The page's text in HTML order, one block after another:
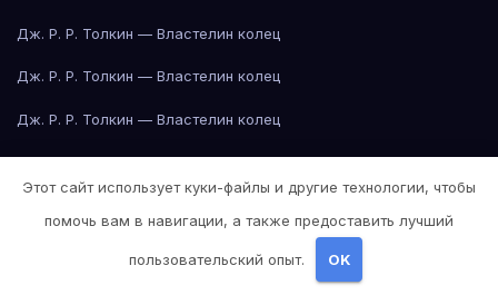
Дж. Р. Р. Толкин — Властелин колец
Дж. Р. Р. Толкин — Властелин колец
Дж. Р. Р. Толкин — Властелин колец
Дж. Р. Р. Толкин — Властелин колец
Этот сайт использует куки-файлы и другие технологии, чтобы
помочь вам в навигации, а также предоставить лучший
пользовательский опыт. OK